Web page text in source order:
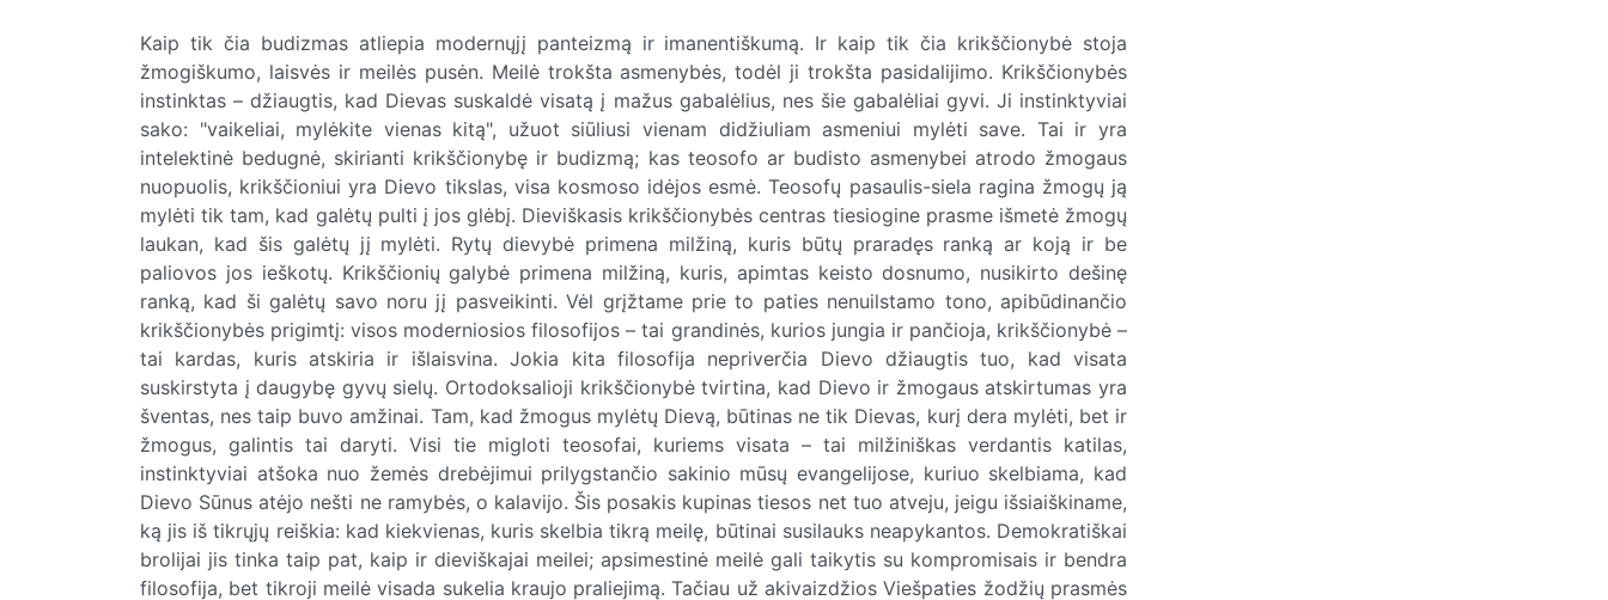
Kaip tik čia budizmas atliepia modernųjį panteizmą ir imanentiškumą. Ir kaip tik čia krikščionybė stoja
žmogiškumo, laisvės ir meilės pusėn. Meilė trokšta asmenybės, todėl ji trokšta pasidalijimo. Krikščionybės
instinktas – džiaugtis, kad Dievas suskaldė visatą į mažus gabalėlius, nes šie gabalėliai gyvi. Ji instinktyviai
sako: "vaikeliai, mylėkite vienas kitą", užuot siūliusi vienam didžiuliam asmeniui mylėti save. Tai ir yra
intelektinė bedugnė, skirianti krikščionybę ir budizmą; kas teosofo ar budisto asmenybei atrodo žmogaus
nuopuolis, krikščioniui yra Dievo tikslas, visa kosmoso idėjos esmė. Teosofų pasaulis-siela ragina žmogų ją
mylėti tik tam, kad galėtų pulti į jos glėbį. Dieviškasis krikščionybės centras tiesiogine prasme išmetė žmogų
laukan, kad šis galėtų jį mylėti. Rytų dievybė primena milžiną, kuris būtų praradęs ranką ar koją ir be
paliovos jos ieškotų. Krikščionių galybė primena milžiną, kuris, apimtas keisto dosnumo, nusikirto dešinę
ranką, kad ši galėtų savo noru jį pasveikinti. Vėl grįžtame prie to paties nenuilstamo tono, apibūdinančio
krikščionybės prigimtį: visos moderniosios filosofijos – tai grandinės, kurios jungia ir pančioja, krikščionybė –
tai kardas, kuris atskiria ir išlaisvina. Jokia kita filosofija nepriverčia Dievo džiaugtis tuo, kad visata
suskirstyta į daugybę gyvų sielų. Ortodoksalioji krikščionybė tvirtina, kad Dievo ir žmogaus atskirtumas yra
šventas, nes taip buvo amžinai. Tam, kad žmogus mylėtų Dievą, būtinas ne tik Dievas, kurį dera mylėti, bet ir
žmogus, galintis tai daryti. Visi tie migloti teosofai, kuriems visata – tai milžiniškas verdantis katilas,
instinktyviai atšoka nuo žemės drebėjimui prilygstančio sakinio mūsų evangelijose, kuriuo skelbiama, kad
Dievo Sūnus atėjo nešti ne ramybės, o kalavijo. Šis posakis kupinas tiesos net tuo atveju, jeigu išsiaiškiname,
ką jis iš tikrųjų reiškia: kad kiekvienas, kuris skelbia tikrą meilę, būtinai susilauks neapykantos. Demokratiškai
brolijai jis tinka taip pat, kaip ir dieviškajai meilei; apsimestinė meilė gali taikytis su kompromisais ir bendra
filosofija, bet tikroji meilė visada sukelia kraujo praliejimą. Tačiau už akivaizdžios Viešpaties žodžių prasmės